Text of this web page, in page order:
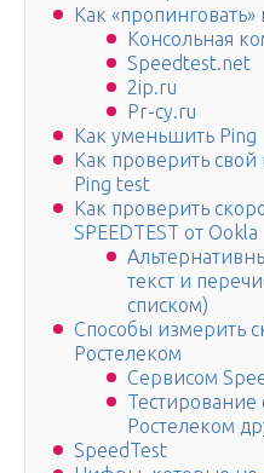
Как
Консольная
Speedtest.net
2ip.ru
Pr-cy.ru
Как уменьшить Ping
Как проверить свой
Ping test
Как проверить
SPEEDTEST от Ookla
текст и
списком)
Способы измерить
Ростелеком
Сервисом
Тестирование
Ростелеком
SpeedTest